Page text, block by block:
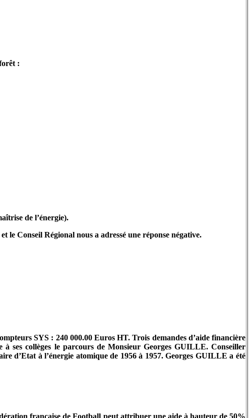
:
de l’énergie).
le Conseil Régional nous a adressé une réponse négative.
SYS : 240 000.00 Euros HT. Trois demandes d’aide financière
ses collèges le parcours de Monsieur Georges GUILLE. Conseiller
d’Etat à l’énergie atomique de 1956 à 1957. Georges GUILLE a été
française de Football peut attribuer une aide à hauteur de 50%